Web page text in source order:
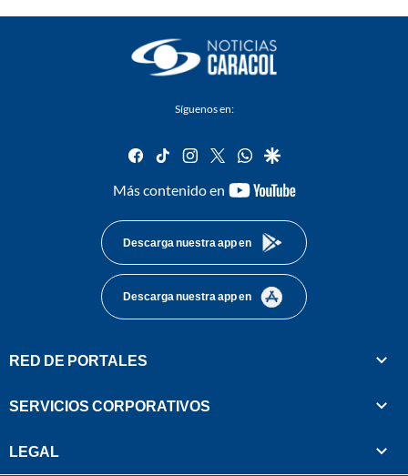
Síguenos en:
facebook
tiktok instagram
twitterwhatsapp
google
Más contenido en
youtube-
Descarga nuestra app en
Descarga nuestra app en
RED DE PORTALES
SERVICIOS CORPORATIVOS
LEGAL